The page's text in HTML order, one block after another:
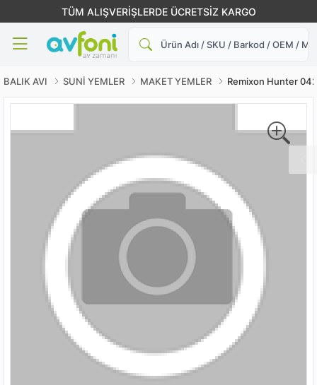
TÜM ALIŞVERİŞLERDE ÜCRETSİZ KARGO
BALIK AVI SUNİ YEMLER MAKET YEMLER Remixon Hunter